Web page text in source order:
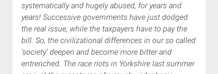
systematically and hugely abused, for years and
years! Successive governments have just dodged
the real issue, while the taxpayers have to pay the
bill. So, the civilizational differences in our so called
’society‘ deepen and become more bitter and
entrenched. The race riots in Yorkshire last summer